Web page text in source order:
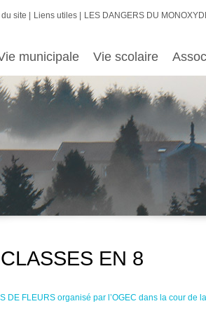
du site Liens utiles LES DANGERS DU
municipale Vie scolaire
EN 8
DE FLEURS organisé par l’OGEC dans la cour de